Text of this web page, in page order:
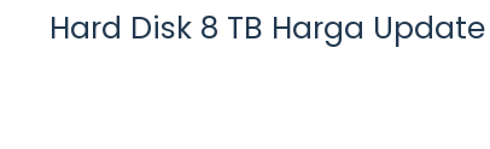
Hard Disk 8 TB Harga